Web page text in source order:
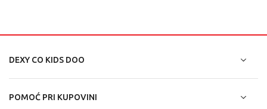
DEXY CO KIDS DOO
POMOĆ PRI KUPOVINI